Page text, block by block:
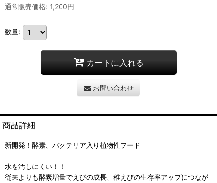
通常販売価格: 1,200円
数量:
カートに入れる
お問い合わせ
商品詳細
新開発！酵素、バクテリア入り植物性フード
水を汚しにくい！！
従来よりも酵素増量でえびの成長、稚えびの生存率アップにつなが